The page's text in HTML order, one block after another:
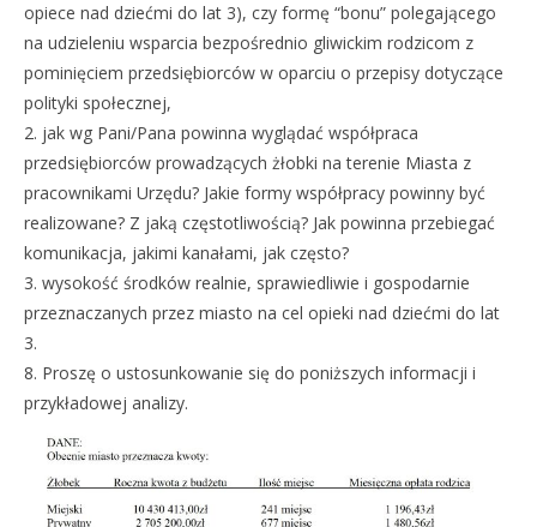
opiece nad dziećmi do lat 3), czy formę “bonu” polegającego
na udzieleniu wsparcia bezpośrednio gliwickim rodzicom z
pominięciem przedsiębiorców w oparciu o przepisy dotyczące
polityki społecznej,
2. jak wg Pani/Pana powinna wyglądać współpraca
przedsiębiorców prowadzących żłobki na terenie Miasta z
pracownikami Urzędu? Jakie formy współpracy powinny być
realizowane? Z jaką częstotliwością? Jak powinna przebiegać
komunikacja, jakimi kanałami, jak często?
3. wysokość środków realnie, sprawiedliwie i gospodarnie
przeznaczanych przez miasto na cel opieki nad dziećmi do lat
3.
8. Proszę o ustosunkowanie się do poniższych informacji i
przykładowej analizy.